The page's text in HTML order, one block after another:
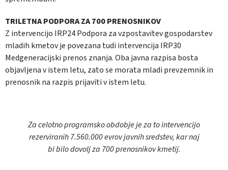
TRILETNA PODPORA ZA 700 PRENOSNIKOV
Z intervencijo IRP24 Podpora za vzpostavitev gospodarstev
mladih kmetov je povezana tudi intervencija IRP30
Medgeneracijski prenos znanja. Oba javna razpisa bosta
objavljena v istem letu, zato se morata mladi prevzemnik in
prenosnik na razpis prijaviti v istem letu.
Za celotno programsko obdobje je za to intervencijo
rezerviranih 7.560.000 evrov javnih sredstev, kar naj
bi bilo dovolj za 700 prenosnikov kmetij.